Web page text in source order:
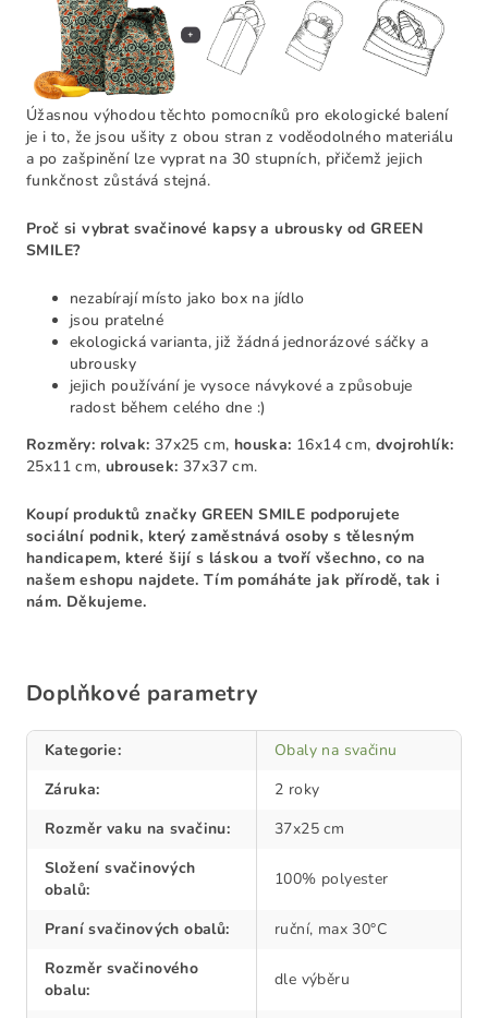
Úžasnou výhodou těchto pomocníků pro ekologické balení
je i to, že jsou ušity z obou stran z voděodolného materiálu
a po zašpinění lze vyprat na 30 stupních, přičemž jejich
funkčnost zůstává stejná.
Proč si vybrat svačinové kapsy a ubrousky od GREEN
SMILE?
nezabírají místo jako box na jídlo
jsou pratelné
ekologická varianta, již žádná jednorázové sáčky a
ubrousky
jejich používání je vysoce návykové a způsobuje
radost během celého dne :)
Rozměry: rolvak: 37x25 cm, houska: 16x14 cm,dvojrohlík:
25x11 cm,ubrousek: 37x37 cm.
Koupí produktů značky GREEN SMILE podporujete
sociální podnik, který zaměstnává osoby s tělesným
handicapem, které šijí s láskou a tvoří všechno, co na
našem eshopu najdete. Tím pomáháte jak přírodě, tak i
nám. Děkujeme.
Doplňkové parametry
Kategorie:
Obaly na svačinu
Záruka:
2 roky
Rozměr vaku na svačinu:
37x25 cm
Složení svačinových
obalů:
100% polyester
Praní svačinových obalů:
ruční, max 30°C
Rozměr svačinového
obalu:
dle výběru